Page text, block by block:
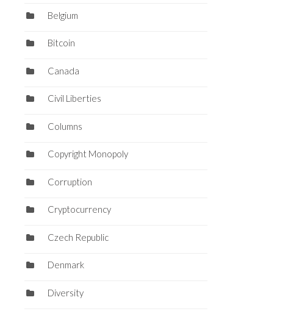
Belgium
Bitcoin
Canada
Civil Liberties
Columns
Copyright Monopoly
Corruption
Cryptocurrency
Czech Republic
Denmark
Diversity